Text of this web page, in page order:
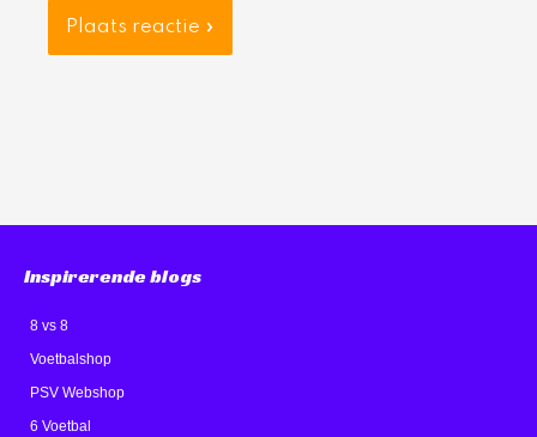
Inspirerende blogs
8 vs 8
Voetbalshop
PSV Webshop
6 Voetbal